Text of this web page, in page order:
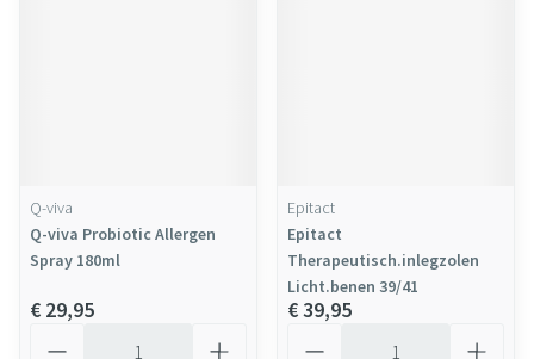
Q-viva
Q-viva Probiotic Allergen
Spray 180ml
€ 29,95
Epitact
Epitact
Therapeutisch.inlegzolen
Licht.benen 39/41
€ 39,95